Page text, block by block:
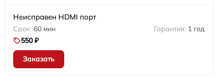
Неисправен HDMI порт
60 мин
1 год
550 ₽
Заказать